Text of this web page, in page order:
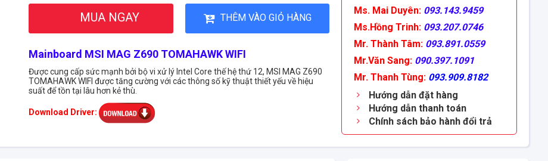
MUA NGAY THÊM VÀO GIỎ HÀNG
Mainboard MSI MAG Z690 TOMAHAWK WIFI
Được cung cấp sức mạnh bởi bộ vi xử lý Intel Core thế hệ thứ 12, MSI MAG Z690
TOMAHAWK WIFI được tăng cường với các thông số kỹ thuật thiết yếu về hiệu
suất để tồn tại lâu hơn kẻ thù.
Download Driver:
Ms. Mai Duyên: 093.143.9459
Ms.Hồng Trinh: 093.207.0746
Mr. Thành Tâm: 093.891.0559
Mr.Văn Sang: 090.397.1091
Mr. Thanh Tùng: 093.909.8182
Hướng dẫn đặt hàng
Hướng dẫn thanh toán
Chính sách bảo hành đổi trả